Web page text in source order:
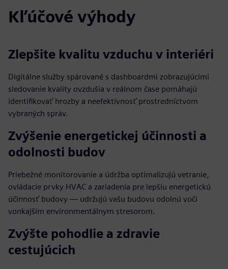
Kľúčové výhody
Zlepšite kvalitu vzduchu v interiéri
Digitálne služby spárované s dashboardmi zobrazujúcimi
sledovanie kvality ovzdušia v reálnom čase pomáhajú
identifikovať hrozby a neefektívnosť prostredníctvom
vybraných správ.
Zvýšenie energetickej účinnosti a
odolnosti budov
Priebežné monitorovanie a údržba optimalizujú vetranie,
ovládacie prvky HVAC a zariadenia pre lepšiu energetickú
účinnosť budovy — udržujú vašu budovu odolnú voči
vonkajším environmentálnym stresorom.
Zvýšte pohodlie a zdravie
cestujúcich